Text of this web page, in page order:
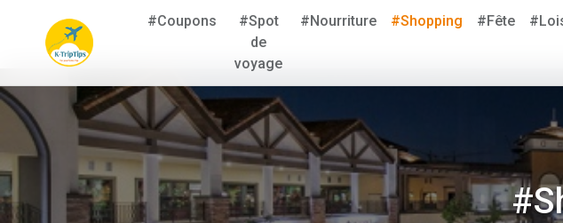
#Coupons
#Spot
de
voyage
#Nourriture #Shopping #Fête